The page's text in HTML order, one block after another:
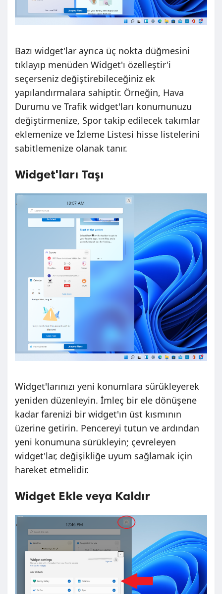
Bazı widget'lar ayrıca üç nokta düğmesini
tıklayıp menüden Widget'ı özelleştir'i
seçerseniz değiştirebileceğiniz ek
yapılandırmalara sahiptir. Örneğin, Hava
Durumu ve Trafik widget'ları konumunuzu
değiştirmenize, Spor takip edilecek takımlar
eklemenize ve İzleme Listesi hisse listelerini
sabitlemenize olanak tanır.
Widget'ları Taşı
Widget'larınızı yeni konumlara sürükleyerek
yeniden düzenleyin. İmleç bir ele dönüşene
kadar farenizi bir widget'ın üst kısmının
üzerine getirin. Pencereyi tutun ve ardından
yeni konumuna sürükleyin; çevreleyen
widget'lar, değişikliğe uyum sağlamak için
hareket etmelidir.
Widget Ekle veya Kaldır